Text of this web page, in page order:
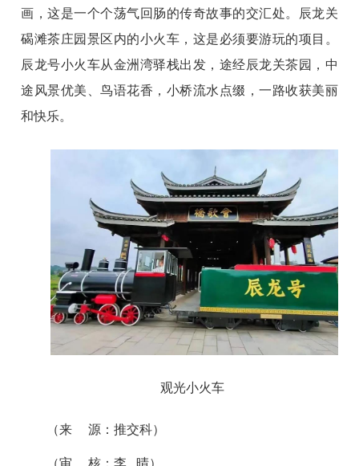
画，这是一个个荡气回肠的传奇故事的交汇处。辰龙关
碣滩茶庄园景区内的小火车，这是必须要游玩的项目。
辰龙号小火车从金洲湾驿栈出发，途经辰龙关茶园，中
途风景优美、鸟语花香，小桥流水点缀，一路收获美丽
和快乐。
观光小火车
（来 源：推交科）